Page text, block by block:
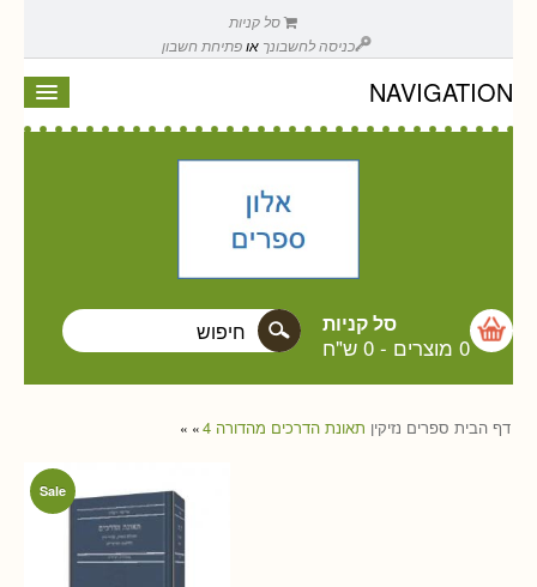
סל קניות
כניסה לחשבונך אופתיחת חשבון
NAVIGATION
סל קניות
0 מוצרים - 0 ש"ח
דף הבית » ספרים נזיקין » תאונת הדרכים מהדורה 4
Sale